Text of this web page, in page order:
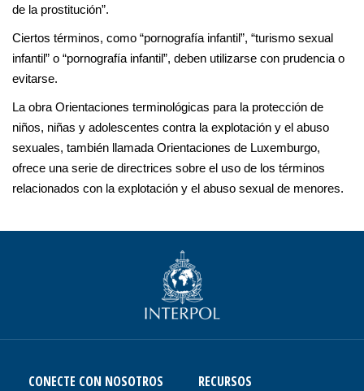
de la prostitución”.
Ciertos términos, como “pornografía infantil”, “turismo sexual
infantil” o “pornografía infantil”, deben utilizarse con prudencia o
evitarse.
La obra Orientaciones terminológicas para la protección de
niños, niñas y adolescentes contra la explotación y el abuso
sexuales, también llamada Orientaciones de Luxemburgo,
ofrece una serie de directrices sobre el uso de los términos
relacionados con la explotación y el abuso sexual de menores.
CONECTE CON NOSOTROS RECURSOS